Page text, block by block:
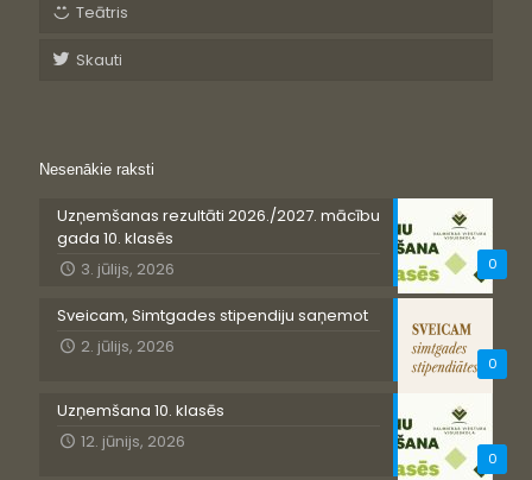
Teātris
Skauti
Nesenākie raksti
0
Uzņemšanas rezultāti 2026./2027. mācību
gada 10. klasēs
3. jūlijs, 2026
0
Sveicam, Simtgades stipendiju saņemot
2. jūlijs, 2026
0
Uzņemšana 10. klasēs
12. jūnijs, 2026